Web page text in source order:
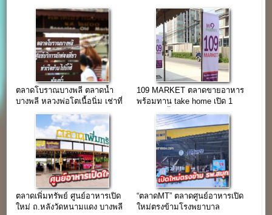
ตลาดโบราณบางพลี ตลาดน้ำ
บางพลี หลวงพ่อโตเนื้อนิ่ม เช่าที่
109 MARKET ตลาดขายอาหาร
พร้อมทาน take home เปิด 1
ตลาดเพิ่มทรัพย์ ศูนย์อาหารเปิด
ใหม่ ถ.หลังวัดหนามแดง บางพลี
“ตลาดMT” ตลาดศูนย์อาหารเปิด
ใหม่ตรงข้ามโรงพยาบาล